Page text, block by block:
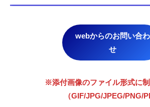
webからのお問い合わ
せ
※添付画像のファイル形式に制
（GIF/JPG/JPEG/PNG/